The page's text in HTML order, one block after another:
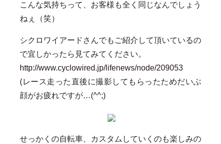
こんな気持ちって、お客様も全く同じなんでしょう
ねぇ（笑）
シクロワイアードさんでもご紹介して頂いているの
で宜しかったら見てみてください。
http://www.cyclowired.jp/lifenews/node/209053
(レース走った直後に撮影してもらったためだいぶ
顔がお疲れですが…(^^;)
せっかくの自転車、カスタムしていくのも楽しみの